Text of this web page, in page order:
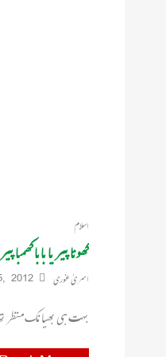
اسلام
کھوتا پیر یا بابا کھمبا پیر
اسریٰ غوری 2012
بہت ہی بھیانک منظر